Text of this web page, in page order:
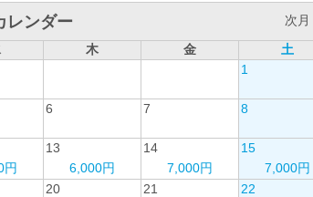
レンダー
次月
木 金
土
1
6 7 8
円
13
6,000円
14
7,000円
15
7,000円
20
21
22